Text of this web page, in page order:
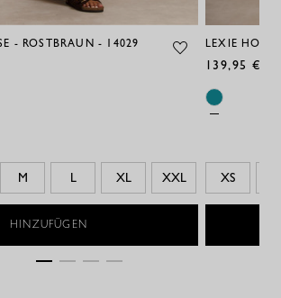
- ROSTBRAUN - 14029
M L XL XXL
HINZUFÜGEN
LEXIE HOSE
139,95 €
XS